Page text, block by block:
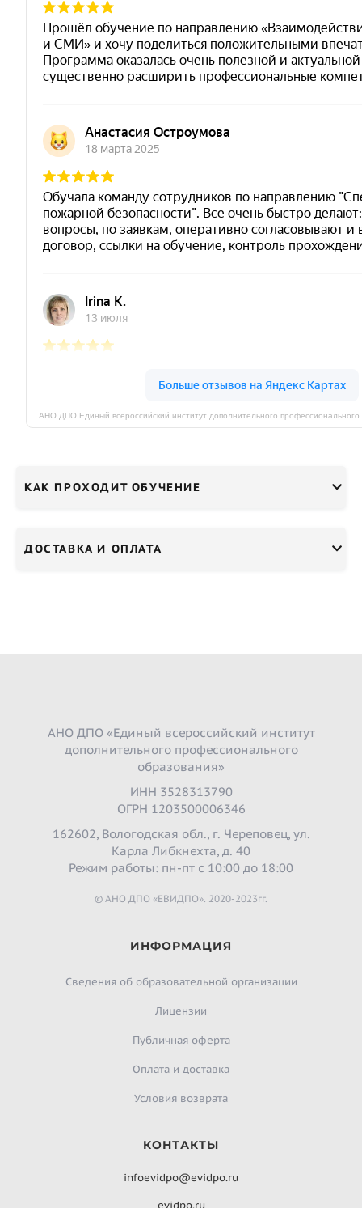
КАК ПРОХОДИТ ОБУЧЕНИЕ
ДОСТАВКА И ОПЛАТА
АНО ДПО «Единый всероссийский институт
дополнительного профессионального
образования»
ИНН 3528313790
ОГРН 1203500006346
162602, Вологодская обл., г. Череповец, ул.
Карла Либкнехта, д. 40
Режим работы: пн-пт с 10:00 до 18:00
© АНО ДПО «ЕВИДПО». 2020-2023гг.
ИНФОРМАЦИЯ
Сведения об образовательной организации
Лицензии
Публичная оферта
Оплата и доставка
Условия возврата
КОНТАКТЫ
infoevidpo@evidpo.ru
evidpo.ru